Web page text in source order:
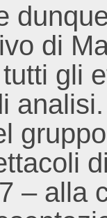
di
gli
– alla